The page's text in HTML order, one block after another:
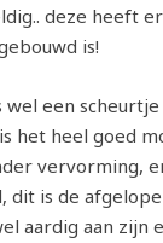
deze heeft
is!
wel een
het heel goed
vervorming,
dit is de
aardig aan zijn